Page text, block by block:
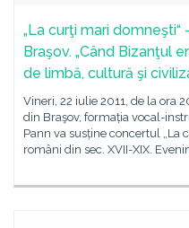
„La curţi mari domneşti“
Braşov. „Când Bizanţul
de limbă, cultură şi
Vineri, 22 iulie 2011, de la ora
din Braşov, formația vocal-
Pann va susține concertul „La
români din sec. XVII-XIX.